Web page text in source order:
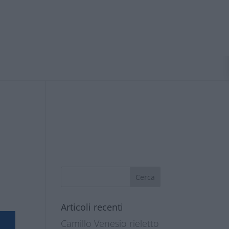
Articoli recenti
Camillo Venesio rieletto